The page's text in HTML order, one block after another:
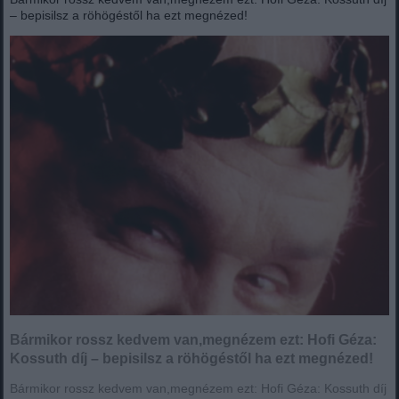
– bepisilsz a röhögéstől ha ezt megnézed!
Bármikor rossz kedvem van,megnézem ezt: Hofi Géza:
Kossuth díj – bepisilsz a röhögéstől ha ezt megnézed!
Bármikor rossz kedvem van,megnézem ezt: Hofi Géza: Kossuth díj